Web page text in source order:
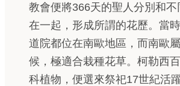
教會便將366天的聖人分別和不
在一起，形成所謂的花歷。當
道院都位在南歐地區，而南歐
候，極適合栽種花草。柯勒西
科植物，便選來祭祀17世紀活